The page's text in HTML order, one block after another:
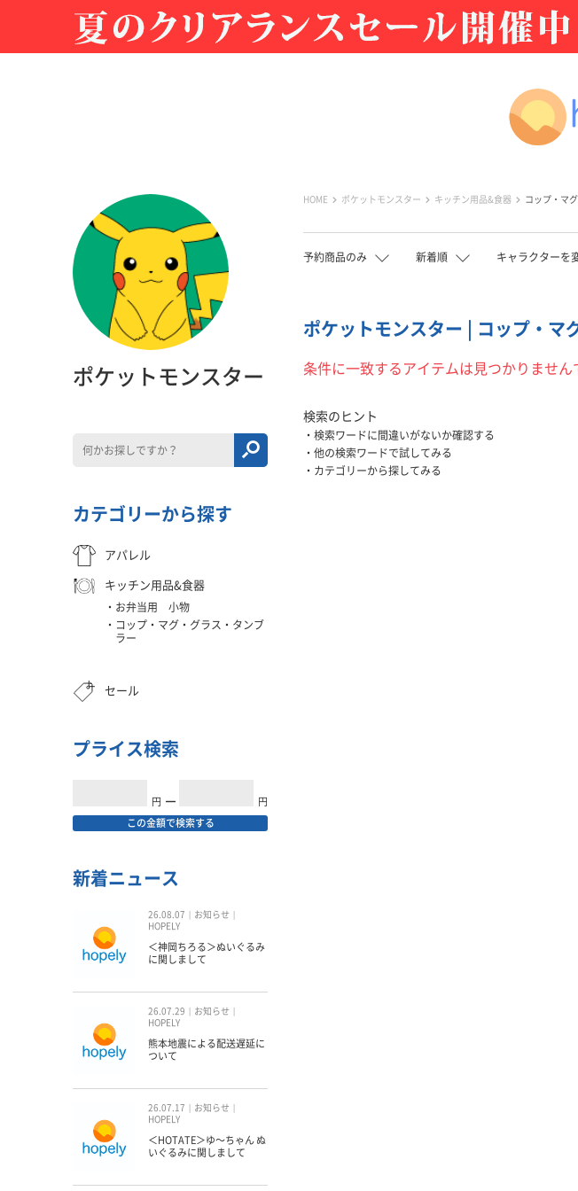
HOME ポケットモンスター キッチン用品&食器 コップ・マ
予約商品のみ 新着順 キャラクターを
ポケットモンスター | コップ・マ
条件に一致するアイテムは見つかりません
検索のヒント
検索ワードに間違いがないか確認する
他の検索ワードで試してみる
カテゴリーから探してみる
ポケットモンスター
カテゴリーから探す
アパレル
キッチン用品&食器
お弁当用 小物
コップ・マグ・グラス・タンブ
ラー
セール
プライス検索
円 ━ 円
この金額で検索する
新着ニュース
26.08.07
お知らせ
HOPELY
＜神岡ちろる＞ぬいぐるみ
に関しまして
26.07.29
お知らせ
HOPELY
熊本地震による配送遅延に
ついて
26.07.17
お知らせ
HOPELY
＜HOTATE＞ゆ〜ちゃん ぬ
いぐるみに関しまして